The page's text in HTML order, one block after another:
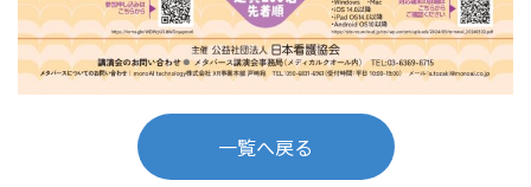
一覧へ戻る